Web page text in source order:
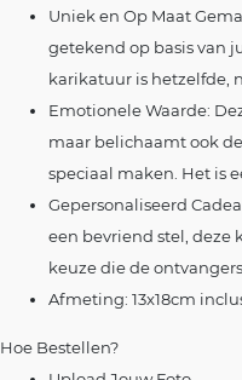
Uniek en Op Maat
getekend op basis van
karikatuur is hetzelfde,
Emotionele Waarde:
maar belichaamt ook
speciaal maken. Het is
Gepersonaliseerd
een bevriend stel, deze
keuze die de
Afmeting: 13x18cm
Hoe Bestellen?